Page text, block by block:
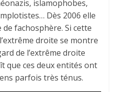
islamophobes,
Dès 2006 elle
fachosphère. Si cette
droite se montre
de l’extrême droite
que ces deux entités ont
parfois très ténus.